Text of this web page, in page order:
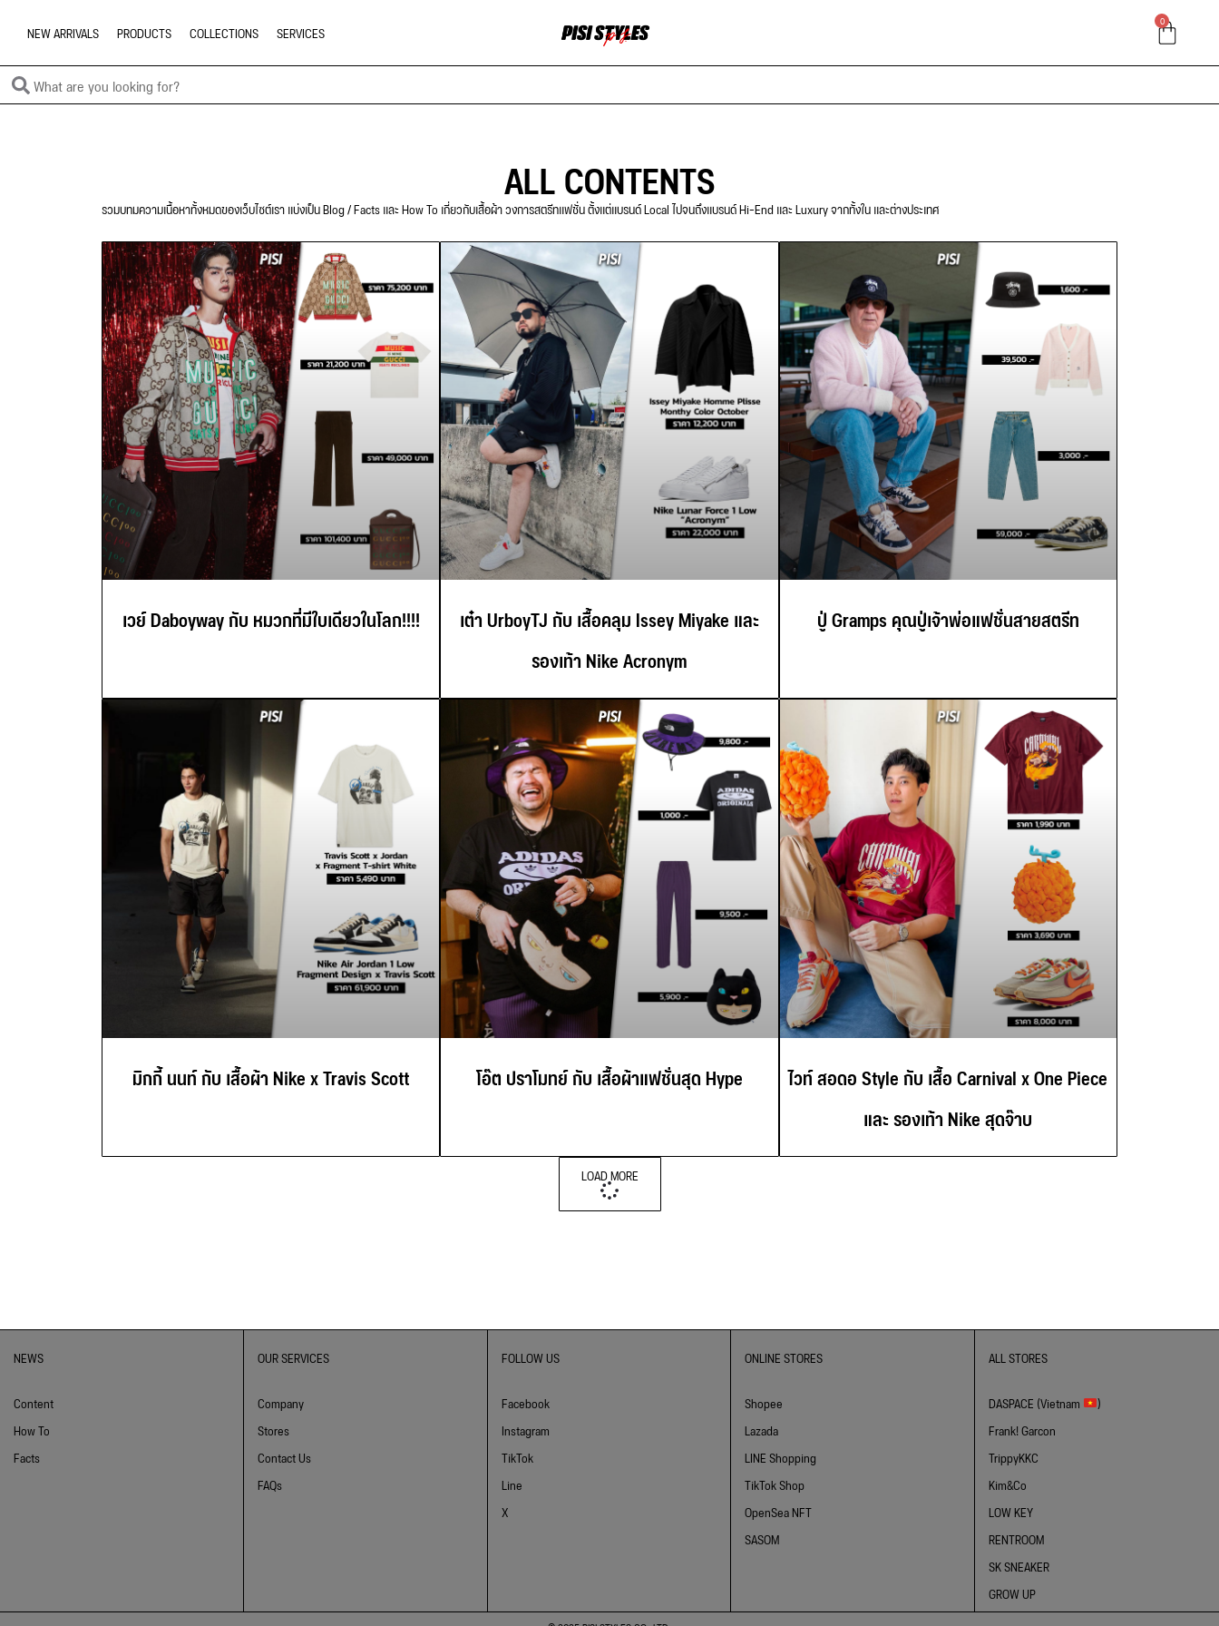
NEW ARRIVALS PRODUCTS COLLECTIONS SERVICES
0
ALL CONTENTS
รวมบทมความเนื้อหาทั้งหมดของเว็บไซต์เรา แบ่งเป็น Blog / Facts และ How To เกี่ยวกับเสื้อผ้า วงการสตรีทแฟชั่น ตั้งแต่แบรนด์ Local ไปจนถึงแบรนด์ Hi-End และ Luxury จากทั้งใน และต่างประเทศ
เวย์ Daboyway กับ หมวกที่มีใบเดียวในโลก!!!!
เต๋า UrboyTJ กับ เสื้อคลุม Issey Miyake และ
รองเท้า Nike Acronym
ปู่ Gramps คุณปู่เจ้าพ่อแฟชั่นสายสตรีท
มิกกี้ นนท์ กับ เสื้อผ้า Nike x Travis Scott โอ๊ต ปราโมทย์ กับ เสื้อผ้าแฟชั่นสุด Hype
ไวท์ สอดอ Style กับ เสื้อ Carnival x One Piece
และ รองเท้า Nike สุดจ๊าบ
LOAD MORE
NEWS
Content
How To
Facts
OUR SERVICES
Company
Stores
Contact Us
FAQs
FOLLOW US
Facebook
Instagram
TikTok
Line
X
ONLINE STORES
Shopee
Lazada
LINE Shopping
TikTok Shop
OpenSea NFT
SASOM
ALL STORES
DASPACE (Vietnam
)
Frank! Garcon
TrippyKKC
Kim&Co
LOW KEY
RENTROOM
SK SNEAKER
GROW UP